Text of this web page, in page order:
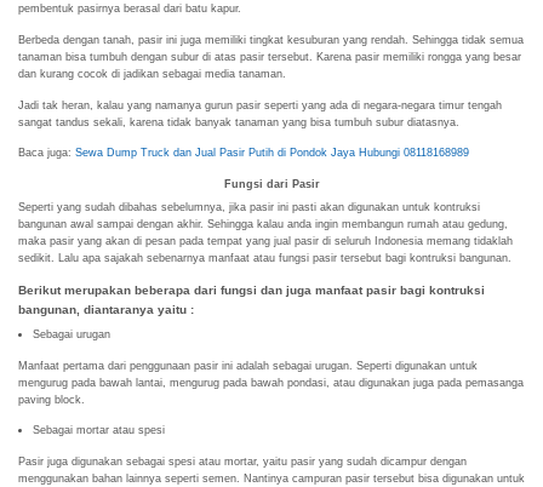
pembentuk pasirnya berasal dari batu kapur.
Berbeda dengan tanah, pasir ini juga memiliki tingkat kesuburan yang rendah. Sehingga tidak semua
tanaman bisa tumbuh dengan subur di atas pasir tersebut. Karena pasir memiliki rongga yang besar
dan kurang cocok di jadikan sebagai media tanaman.
Jadi tak heran, kalau yang namanya gurun pasir seperti yang ada di negara-negara timur tengah
sangat tandus sekali, karena tidak banyak tanaman yang bisa tumbuh subur diatasnya.
Baca juga: Sewa Dump Truck dan Jual Pasir Putih di Pondok Jaya Hubungi 08118168989
Fungsi dari Pasir
Seperti yang sudah dibahas sebelumnya, jika pasir ini pasti akan digunakan untuk kontruksi
bangunan awal sampai dengan akhir. Sehingga kalau anda ingin membangun rumah atau gedung,
maka pasir yang akan di pesan pada tempat yang jual pasir di seluruh Indonesia memang tidaklah
sedikit. Lalu apa sajakah sebenarnya manfaat atau fungsi pasir tersebut bagi kontruksi bangunan.
Berikut merupakan beberapa dari fungsi dan juga manfaat pasir bagi kontruksi
bangunan, diantaranya yaitu :
Sebagai urugan
Manfaat pertama dari penggunaan pasir ini adalah sebagai urugan. Seperti digunakan untuk
mengurug pada bawah lantai, mengurug pada bawah pondasi, atau digunakan juga pada pemasanga
paving block.
Sebagai mortar atau spesi
Pasir juga digunakan sebagai spesi atau mortar, yaitu pasir yang sudah dicampur dengan
menggunakan bahan lainnya seperti semen. Nantinya campuran pasir tersebut bisa digunakan untuk